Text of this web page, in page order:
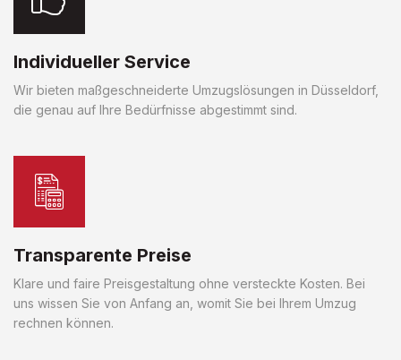
Individueller Service
Wir bieten maßgeschneiderte Umzugslösungen in Düsseldorf,
die genau auf Ihre Bedürfnisse abgestimmt sind.
Transparente Preise
Klare und faire Preisgestaltung ohne versteckte Kosten. Bei
uns wissen Sie von Anfang an, womit Sie bei Ihrem Umzug
rechnen können.